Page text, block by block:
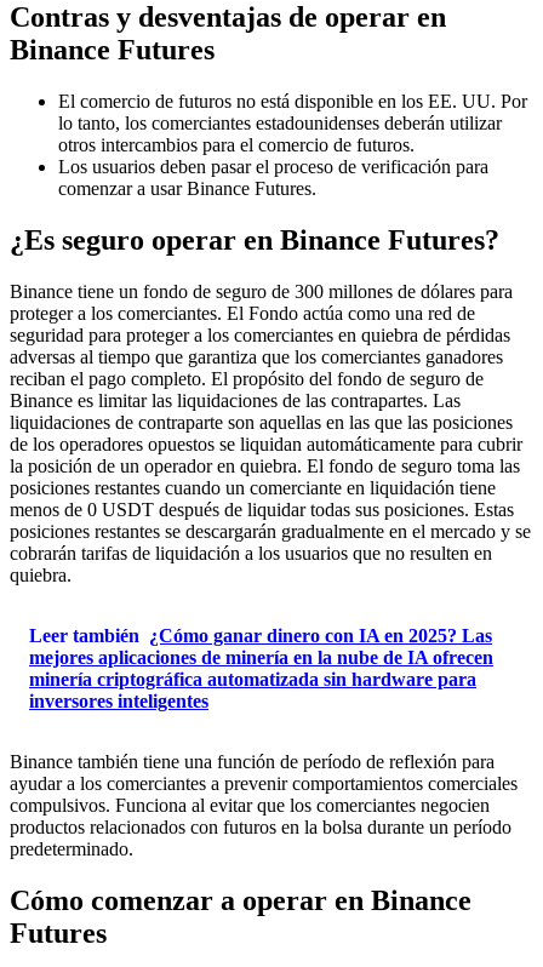
Contras y desventajas de operar en
Binance Futures
El comercio de futuros no está disponible en los EE. UU. Por
lo tanto, los comerciantes estadounidenses deberán utilizar
otros intercambios para el comercio de futuros.
Los usuarios deben pasar el proceso de verificación para
comenzar a usar Binance Futures.
¿Es seguro operar en Binance Futures?
Binance tiene un fondo de seguro de 300 millones de dólares para
proteger a los comerciantes. El Fondo actúa como una red de
seguridad para proteger a los comerciantes en quiebra de pérdidas
adversas al tiempo que garantiza que los comerciantes ganadores
reciban el pago completo. El propósito del fondo de seguro de
Binance es limitar las liquidaciones de las contrapartes. Las
liquidaciones de contraparte son aquellas en las que las posiciones
de los operadores opuestos se liquidan automáticamente para cubrir
la posición de un operador en quiebra. El fondo de seguro toma las
posiciones restantes cuando un comerciante en liquidación tiene
menos de 0 USDT después de liquidar todas sus posiciones. Estas
posiciones restantes se descargarán gradualmente en el mercado y se
cobrarán tarifas de liquidación a los usuarios que no resulten en
quiebra.
Leer también ¿Cómo ganar dinero con IA en 2025? Las
mejores aplicaciones de minería en la nube de IA ofrecen
minería criptográfica automatizada sin hardware para
inversores inteligentes
Binance también tiene una función de período de reflexión para
ayudar a los comerciantes a prevenir comportamientos comerciales
compulsivos. Funciona al evitar que los comerciantes negocien
productos relacionados con futuros en la bolsa durante un período
predeterminado.
Cómo comenzar a operar en Binance
Futures